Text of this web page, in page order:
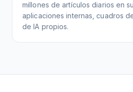
millones de artículos diarios en
aplicaciones internas, cuadros
de IA propios.